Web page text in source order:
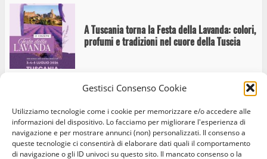
Gestisci Consenso Cookie
Utilizziamo tecnologie come i cookie per memorizzare e/o accedere alle
informazioni del dispositivo. Lo facciamo per migliorare l'esperienza di
navigazione e per mostrare annunci (non) personalizzati. Il consenso a
queste tecnologie ci consentirà di elaborare dati quali il comportamento
di navigazione o gli ID univoci su questo sito. Il mancato consenso o la
A Tuscania torna la Festa della Lavanda: colori,
profumi e tradizioni nel cuore della Tuscia
A Tuscania Massimo Popolizio porta in scena
“La caduta di Troia”